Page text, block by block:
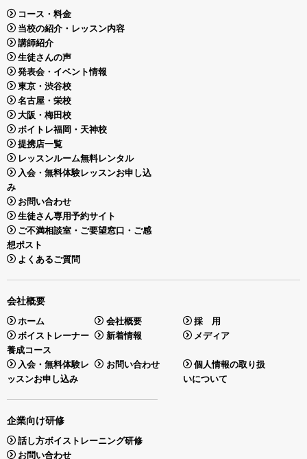
コース・料金
当校の紹介・レッスン内容
講師紹介
生徒さんの声
発表会・イベント情報
東京・渋谷校
名古屋・栄校
大阪・梅田校
ボイトレ福岡・天神校
提携店一覧
レッスンルーム無料レンタル
入会・無料体験レッスンお申し込
み
お問い合わせ
生徒さん専用予約サイト
ご不満相談室・ご要望窓口・ご感
想ポスト
よくあるご質問
会社概要
ホーム 会社概要
採 用
ボイストレーナー
養成コース
新着情報 メディア
入会・無料体験レ
ッスンお申し込み
お問い合わせ
個人情報の取り扱
いについて
企業向け研修
話し方ボイストレーニング研修
お問い合わせ